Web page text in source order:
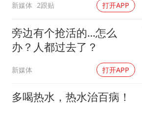
新媒体 2跟贴 打开APP
旁边有个抢活的…怎么
办？人都过去了？
新媒体 打开APP
多喝热水，热水治百病！